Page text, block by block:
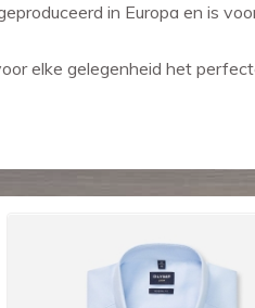
in Europa en is
elke gelegenheid het